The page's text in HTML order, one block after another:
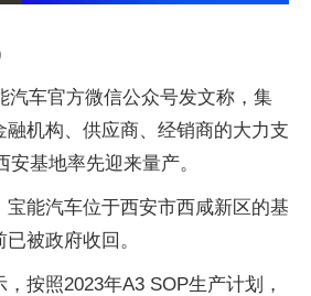
汽车官方微信公众号发文称，集
融机构、供应商、经销商的大力支
基地率先迎来量产。
宝能汽车位于西安市西咸新区的基
被政府收回。
按照2023年A3 SOP生产计划，